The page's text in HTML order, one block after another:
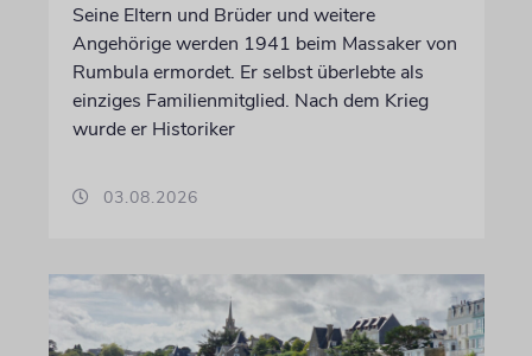
Seine Eltern und Brüder und weitere
Angehörige werden 1941 beim Massaker von
Rumbula ermordet. Er selbst überlebte als
einziges Familienmitglied. Nach dem Krieg
wurde er Historiker
03.08.2026